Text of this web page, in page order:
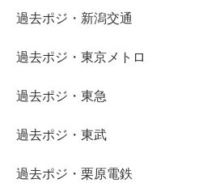
過去ポジ・新潟交通
過去ポジ・東京メトロ
過去ポジ・東急
過去ポジ・東武
過去ポジ・栗原電鉄